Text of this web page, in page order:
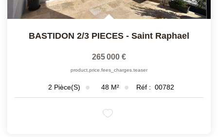
BASTIDON 2/3 PIECES - Saint Raphael
265 000 €
product.price.fees_charges.teaser
2 Pièce(s) 48 M² Réf : 00782